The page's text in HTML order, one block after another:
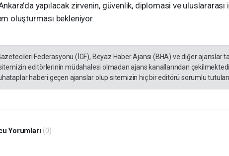
yapılacak zirvenin, güvenlik, diplomasi ve uluslararası
oluşturması bekleniyor.
Federasyonu (İGF), Beyaz Haber Ajansı (BHA) ve diğer ajanslar
editörlerinin müdahalesi olmadan ajans kanallarından
haberi geçen ajanslar olup sitemizin hiç bir editörü sorumlu
Yorumları (0)